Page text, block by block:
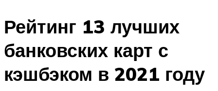
Рейтинг 13 лучших
банковских карт с
кэшбэком в 2021 году